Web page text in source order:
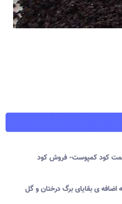
کود کمپوست- فروش کود
اضافه ی بقایای برگ درختان و گل